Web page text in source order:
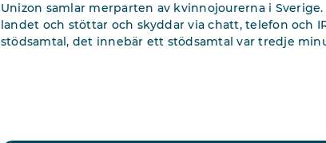
Unizon samlar merparten av kvinnojourerna i
landet och stöttar och skyddar via chatt, telefon och
stödsamtal, det innebär ett stödsamtal var tredje